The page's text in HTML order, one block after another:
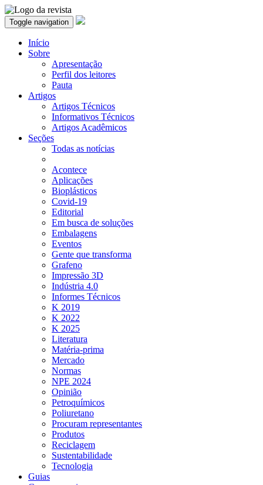
Toggle navigation
Início
Sobre
Apresentação
Perfil dos leitores
Pauta
Artigos
Artigos Técnicos
Informativos Técnicos
Artigos Acadêmicos
Seções
Todas as notícias
Acontece
Aplicações
Bioplásticos
Covid-19
Editorial
Em busca de soluções
Embalagens
Eventos
Gente que transforma
Grafeno
Impressão 3D
Indústria 4.0
Informes Técnicos
K 2019
K 2022
K 2025
Literatura
Matéria-prima
Mercado
Normas
NPE 2024
Opinião
Petroquímicos
Poliuretano
Procuram representantes
Produtos
Reciclagem
Sustentabilidade
Tecnologia
Guias